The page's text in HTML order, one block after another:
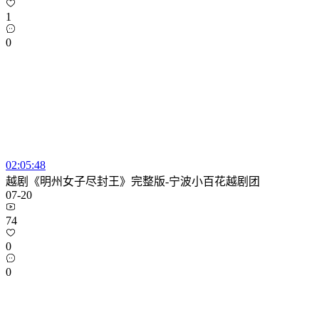
1
0
02:05:48
越剧《明州女子尽封王》完整版-宁波小百花越剧团
07-20
74
0
0